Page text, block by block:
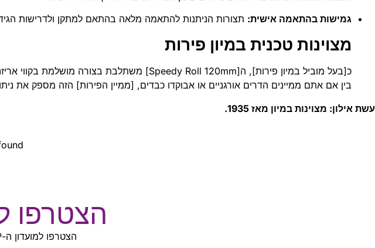
גמישות בהתאמה אישית: תצורות הניתנות להתאמה מלאה בהתאם למתקן ולדרישות
מצוינות טכנית במיון פירות
בין אם אתם ממיינים הדרים אורגניים או אבוקדו כבדים, [ממיין הפירות] הזה מספק את
עשת אילון: מצוינות במיון מאז 1935.
הצטרפו
הצטרפו למועדון ה-VIP שלנו לקבלת עדכונים ועוד